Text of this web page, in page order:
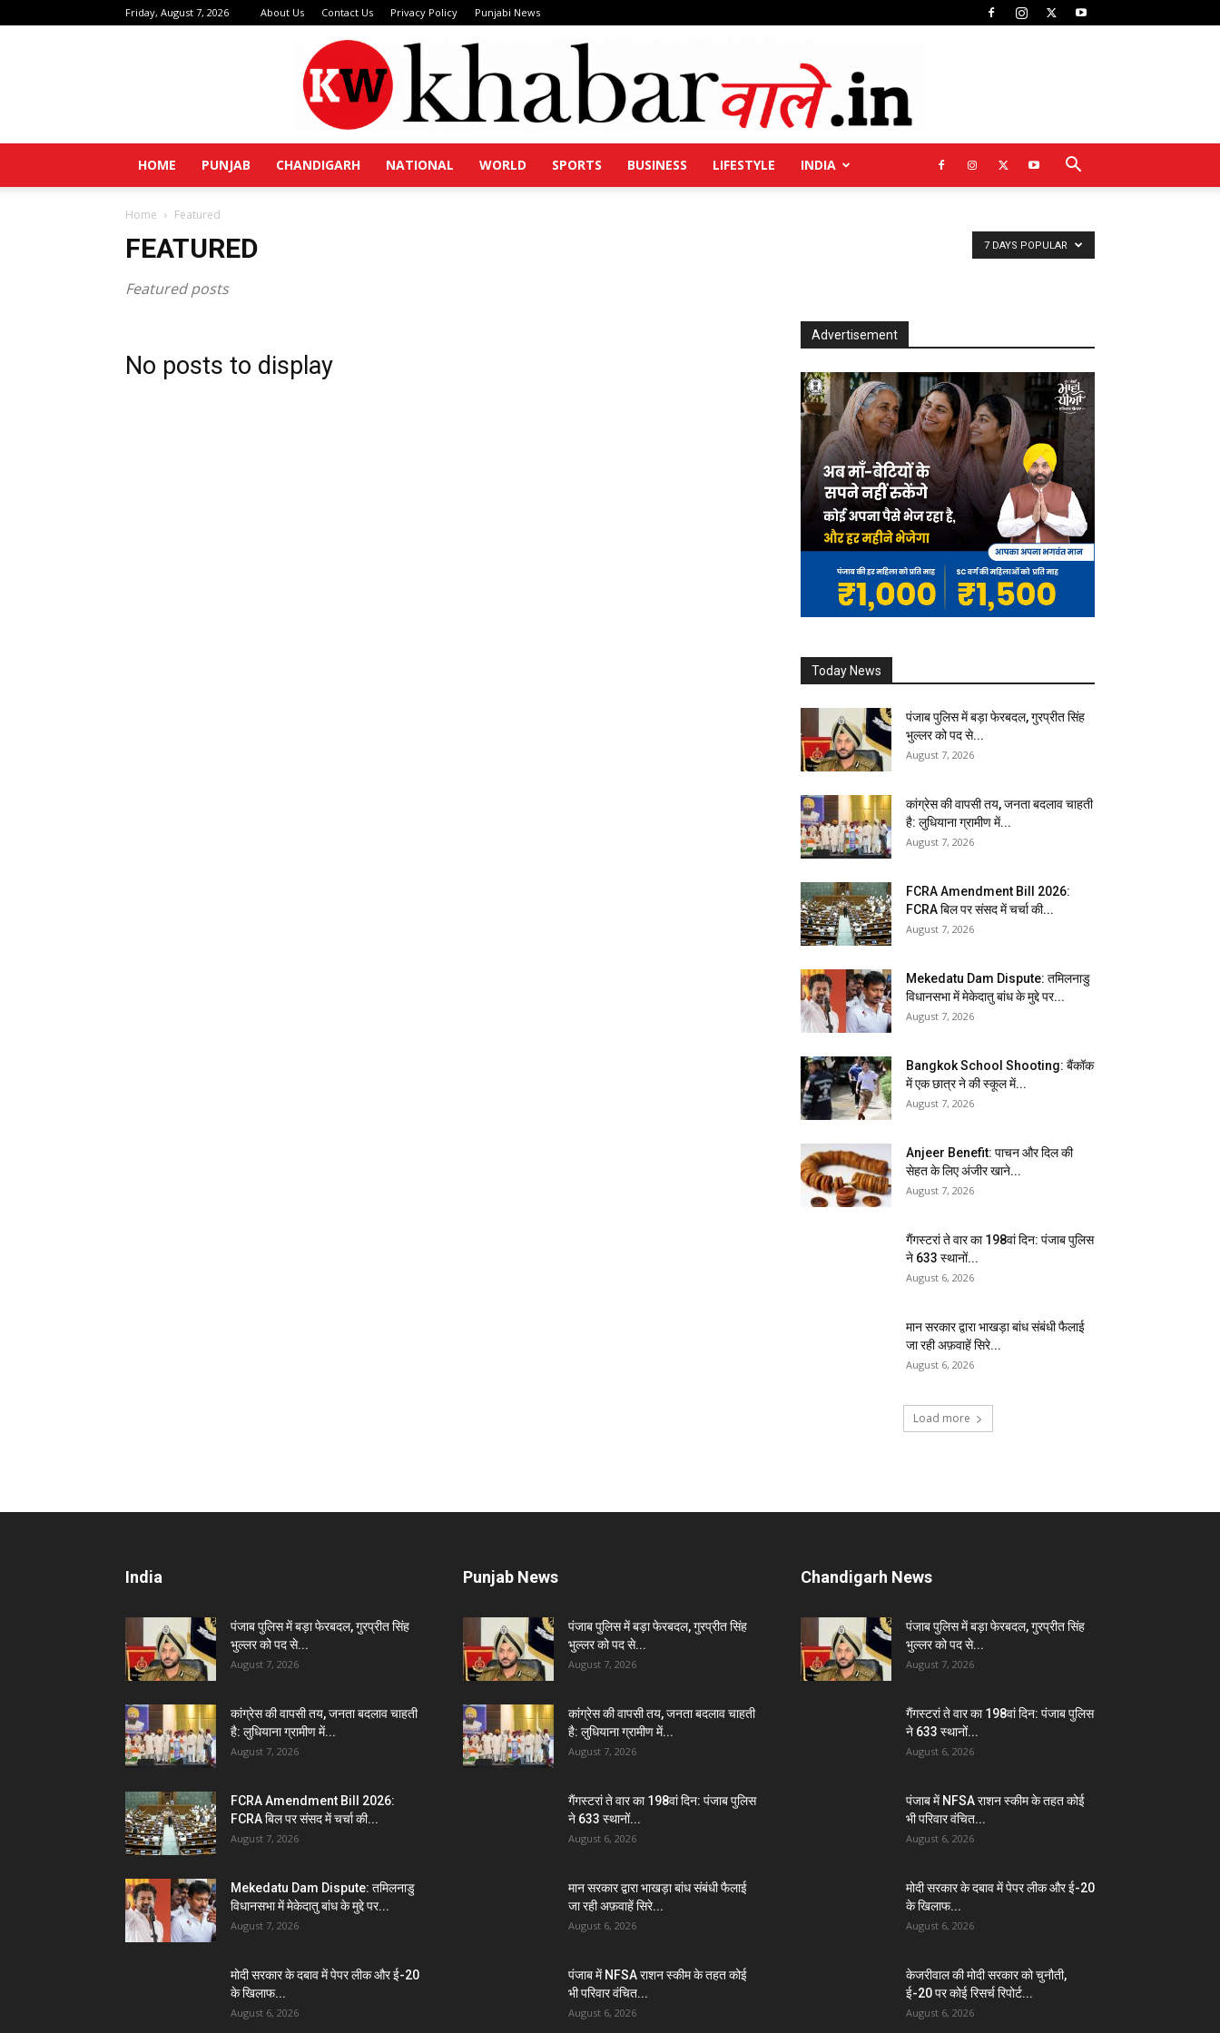
Friday, August 7, 2026 About Us Contact Us Privacy Policy Punjabi News
Khabar
HOME PUNJAB CHANDIGARH NATIONAL WORLD SPORTS BUSINESS LIFESTYLE INDIA
Home Featured
FEATURED
Featured posts
7 DAYS POPULAR
No posts to display
Advertisement
Today News
पंजाब पुलिस में बड़ा फेरबदल, गुरप्रीत सिंह
भुल्लर को पद से...
August 7, 2026
कांग्रेस की वापसी तय, जनता बदलाव चाहती
है: लुधियाना ग्रामीण में...
August 7, 2026
FCRA Amendment Bill 2026:
FCRA बिल पर संसद में चर्चा की...
August 7, 2026
Mekedatu Dam Dispute: तमिलनाडु
विधानसभा में मेकेदातु बांध के मुद्दे पर...
August 7, 2026
Bangkok School Shooting: बैंकॉक
में एक छात्र ने की स्कूल में...
August 7, 2026
Anjeer Benefit: पाचन और दिल की
सेहत के लिए अंजीर खाने...
August 7, 2026
गैंगस्टरां ते वार का 198वां दिन: पंजाब पुलिस
ने 633 स्थानों...
August 6, 2026
मान सरकार द्वारा भाखड़ा बांध संबंधी फैलाई
जा रही अफ़वाहें सिरे...
August 6, 2026
Load more
India
पंजाब पुलिस में बड़ा फेरबदल, गुरप्रीत सिंह
भुल्लर को पद से...
August 7, 2026
कांग्रेस की वापसी तय, जनता बदलाव चाहती
है: लुधियाना ग्रामीण में...
August 7, 2026
FCRA Amendment Bill 2026:
FCRA बिल पर संसद में चर्चा की...
August 7, 2026
Mekedatu Dam Dispute: तमिलनाडु
विधानसभा में मेकेदातु बांध के मुद्दे पर...
August 7, 2026
मोदी सरकार के दबाव में पेपर लीक और ई-20
के खिलाफ...
August 6, 2026
Punjab News
पंजाब पुलिस में बड़ा फेरबदल, गुरप्रीत सिंह
भुल्लर को पद से...
August 7, 2026
कांग्रेस की वापसी तय, जनता बदलाव चाहती
है: लुधियाना ग्रामीण में...
August 7, 2026
गैंगस्टरां ते वार का 198वां दिन: पंजाब पुलिस
ने 633 स्थानों...
August 6, 2026
मान सरकार द्वारा भाखड़ा बांध संबंधी फैलाई
जा रही अफ़वाहें सिरे...
August 6, 2026
पंजाब में NFSA राशन स्कीम के तहत कोई
भी परिवार वंचित...
August 6, 2026
Chandigarh News
पंजाब पुलिस में बड़ा फेरबदल, गुरप्रीत सिंह
भुल्लर को पद से...
August 7, 2026
गैंगस्टरां ते वार का 198वां दिन: पंजाब पुलिस
ने 633 स्थानों...
August 6, 2026
पंजाब में NFSA राशन स्कीम के तहत कोई
भी परिवार वंचित...
August 6, 2026
मोदी सरकार के दबाव में पेपर लीक और ई-20
के खिलाफ...
August 6, 2026
केजरीवाल की मोदी सरकार को चुनौती,
ई-20 पर कोई रिसर्च रिपोर्ट...
August 6, 2026